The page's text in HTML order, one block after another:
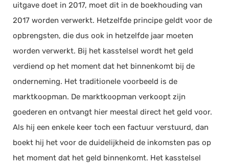
Offerte
Projectmanagement
Planning
Werkbonnen
Rittenregistratie
Webshop
Kassa
Voorraadbeheer
uitgave doet in 2017, moet dit in de boekhouding van
2017 worden verwerkt. Hetzelfde principe geldt voor de
opbrengsten, die dus ook in hetzelfde jaar moeten
worden verwerkt. Bij het kasstelsel wordt het geld
verdiend op het moment dat het binnenkomt bij de
onderneming. Het traditionele voorbeeld is de
marktkoopman. De marktkoopman verkoopt zijn
goederen en ontvangt hier meestal direct het geld voor.
Als hij een enkele keer toch een factuur verstuurd, dan
boekt hij het voor de duidelijkheid de inkomsten pas op
het moment dat het geld binnenkomt. Het kasstelsel